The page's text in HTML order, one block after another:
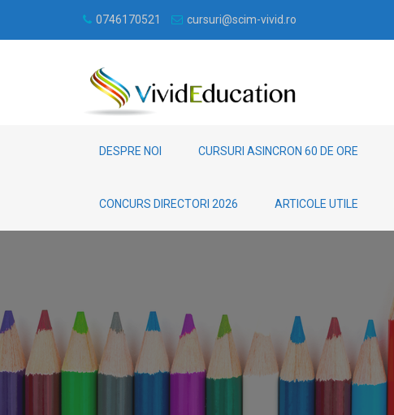
0746170521 cursuri@scim-vivid.ro
DESPRE NOI CURSURI ASINCRON 60 DE ORE
CONCURS DIRECTORI 2026 ARTICOLE UTILE